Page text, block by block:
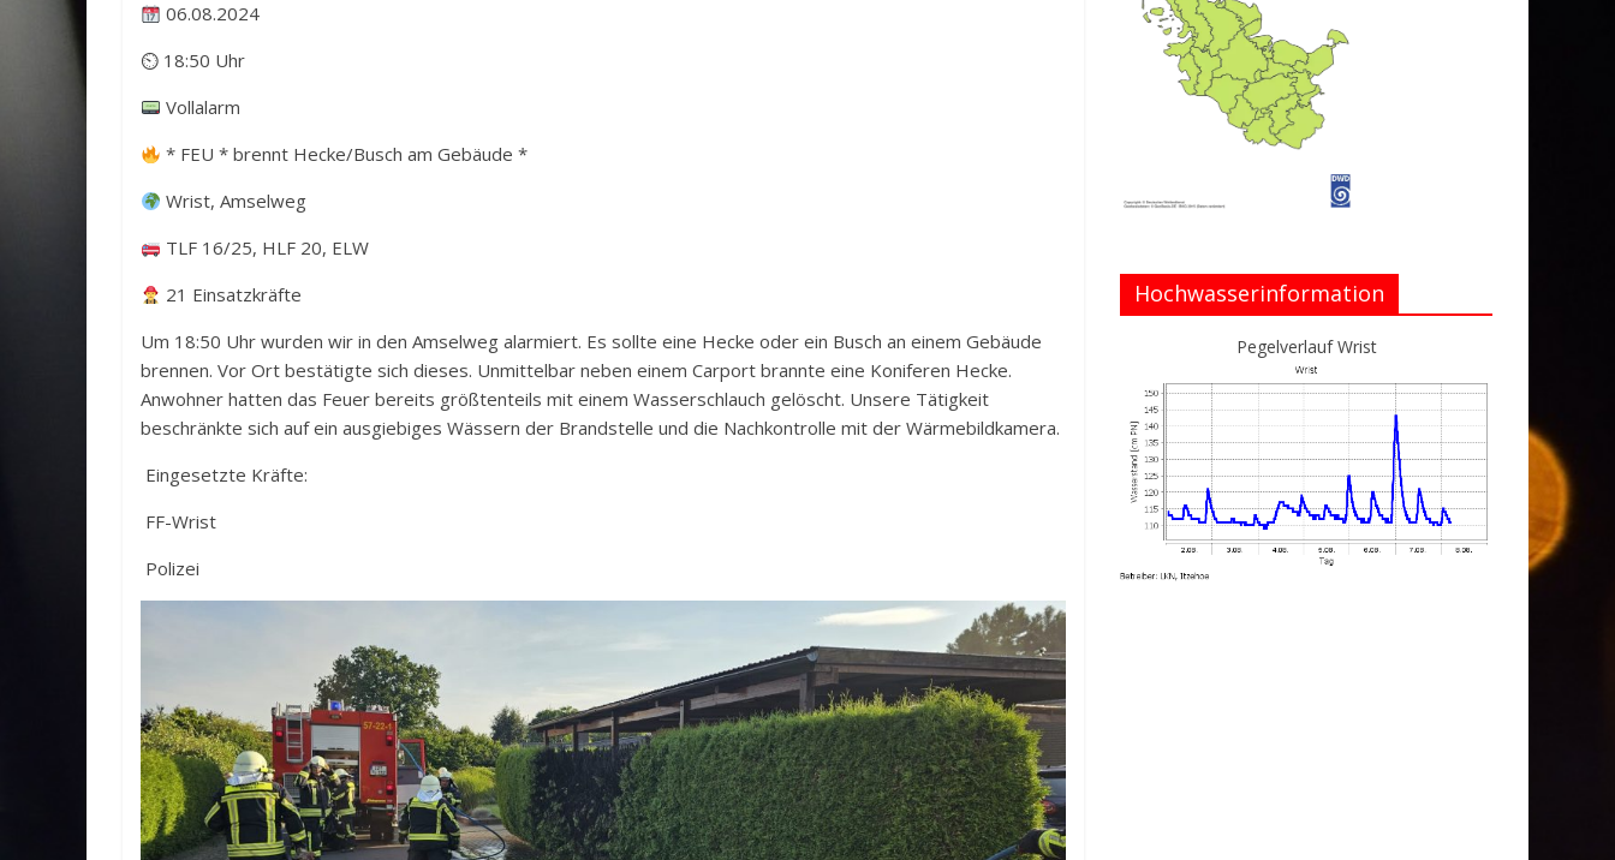
06.08.2024
⏲ 18:50 Uhr
Vollalarm
* FEU * brennt Hecke/Busch am Gebäude *
Wrist, Amselweg
TLF 16/25, HLF 20, ELW
21 Einsatzkräfte
Um 18:50 Uhr wurden wir in den Amselweg alarmiert. Es sollte eine Hecke oder ein Busch an einem Gebäude
brennen. Vor Ort bestätigte sich dieses. Unmittelbar neben einem Carport brannte eine Koniferen Hecke.
Anwohner hatten das Feuer bereits größtenteils mit einem Wasserschlauch gelöscht. Unsere Tätigkeit
beschränkte sich auf ein ausgiebiges Wässern der Brandstelle und die Nachkontrolle mit der Wärmebildkamera.
Eingesetzte Kräfte:
FF-Wrist
Polizei
Hochwasserinformation
Pegelverlauf Wrist